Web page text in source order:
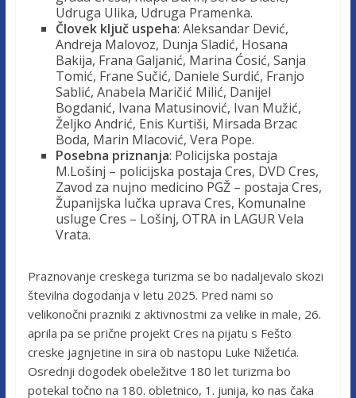
Udruga Ulika, Udruga Pramenka.
Človek ključ uspeha: Aleksandar Dević,
Andreja Malovoz, Dunja Sladić, Hosana
Bakija, Frana Galjanić, Marina Ćosić, Sanja
Tomić, Frane Sučić, Daniele Surdić, Franjo
Sablić, Anabela Maričić Milić, Danijel
Bogdanić, Ivana Matusinović, Ivan Mužić,
Željko Andrić, Enis Kurtiši, Mirsada Brzac
Boda, Marin Mlacović, Vera Pope.
Posebna priznanja: Policijska postaja
M.Lošinj – policijska postaja Cres, DVD Cres,
Zavod za nujno medicino PGŽ – postaja Cres,
Županijska lučka uprava Cres, Komunalne
usluge Cres – Lošinj, OTRA in LAGUR Vela
Vrata.
Praznovanje creskega turizma se bo nadaljevalo skozi
številna dogodanja v letu 2025. Pred nami so
velikonočni prazniki z aktivnostmi za velike in male, 26.
aprila pa se prične projekt Cres na pijatu s Fešto
creske jagnjetine in sira ob nastopu Luke Nižetića.
Osrednji dogodek obeležitve 180 let turizma bo
potekal točno na 180. obletnico, 1. junija, ko nas čaka